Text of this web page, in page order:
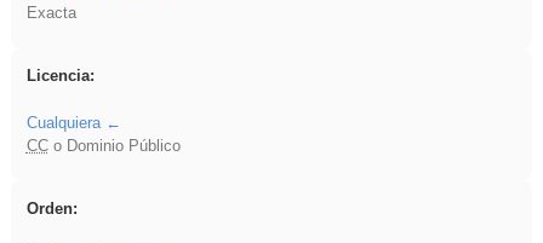
Exacta
Licencia:
Cualquiera
CCo Dominio Público
Orden: